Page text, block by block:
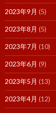
2023年9月 (5)
2023年8月 (5)
2023年7月 (10)
2023年6月 (9)
2023年5月 (13)
2023年4月 (12)